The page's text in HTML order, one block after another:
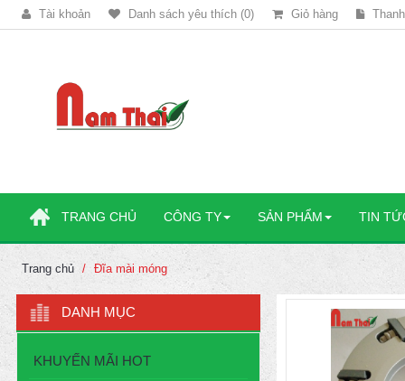
Tài khoản Danh sách yêu thích (0) Giỏ hàng
TRANG CHỦ CÔNG TY SẢN PHẨM TIN
Trang chủ Đĩa mài móng
DANH MỤC
KHUYẾN MÃI HOT